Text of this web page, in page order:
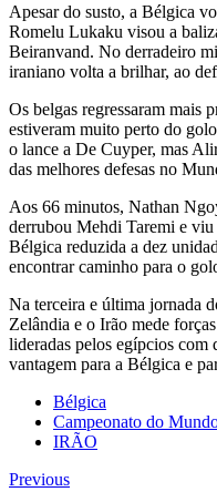
Apesar do susto, a Bélgica
Romelu Lukaku visou a
Beiranvand. No derradeiro
iraniano volta a brilhar, ao
Os belgas regressaram mais
estiveram muito perto do
o lance a De Cuyper, mas
das melhores defesas no
Aos 66 minutos, Nathan
derrubou Mehdi Taremi e
Bélgica reduzida a dez
encontrar caminho para o
Na terceira e última jornada
Zelândia e o Irão mede
lideradas pelos egípcios com
vantagem para a Bélgica e
Bélgica
Campeonato do
IRÃO
Previous